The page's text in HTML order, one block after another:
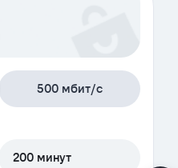
500 мбит/с
200 минут